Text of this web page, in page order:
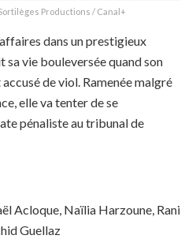
Productions / Canal+
dans un prestigieux
sa vie bouleversée quand son
de viol. Ramenée malgré
elle va tenter de se
pénaliste au tribunal de
Acloque, Naïlia Harzoune, Rani
Guellaz